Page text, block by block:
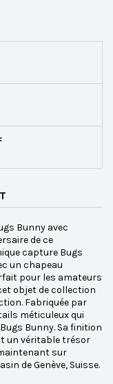
Bunny avec
de ce
capture Bugs
un chapeau
pour les amateurs
objet de collection
Fabriquée par
méticuleux qui
Bunny. Sa finition
un véritable trésor
sur
de Genève, Suisse.